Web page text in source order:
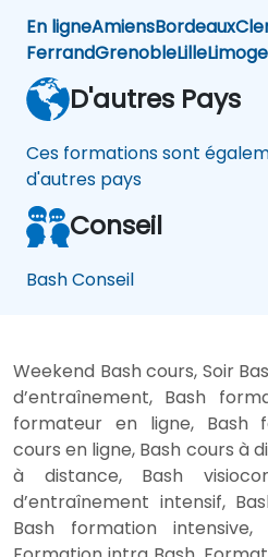
En ligneAmiensBordeaux
FerrandGrenobleLille
D'autres Pays
Ces formations sont
d'autres pays
Conseil
Bash Conseil
Weekend Bash cours, Soir
d’entraînement, Bash
formateur en ligne, Bash
cours en ligne, Bash cours à
à distance, Bash
d’entraînement intensif,
Bash formation